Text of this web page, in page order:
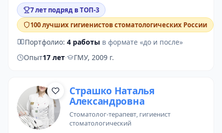
7 лет подряд в ТОП-3
100 лучших гигиенистов стоматологических России
Портфолио: 4 работы в формате «до и после»
Опыт17 лет· ГМУ, 2009 г.
Страшко Наталья
Александровна
стоматолог-терапевт, гигиенист
стоматологический